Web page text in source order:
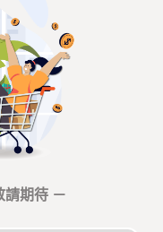
請期待 －